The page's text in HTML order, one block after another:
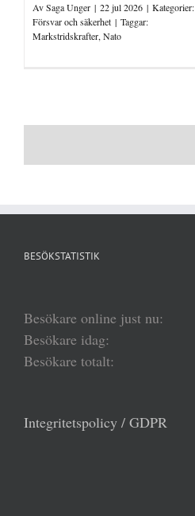
AvSaga Unger | 22 jul 2026 | Kategorier:
Försvar och säkerhet | Taggar:
Markstridskrafter,Nato
BESÖKSTATISTIK
Besökare online just nu:
Besökare idag:
Besökare totalt:
Integritetspolicy / GDPR